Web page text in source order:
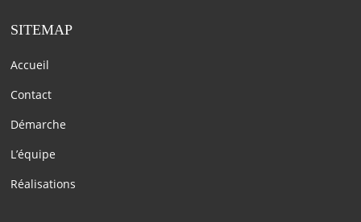
SITEMAP
Accueil
Contact
Démarche
L’équipe
Réalisations